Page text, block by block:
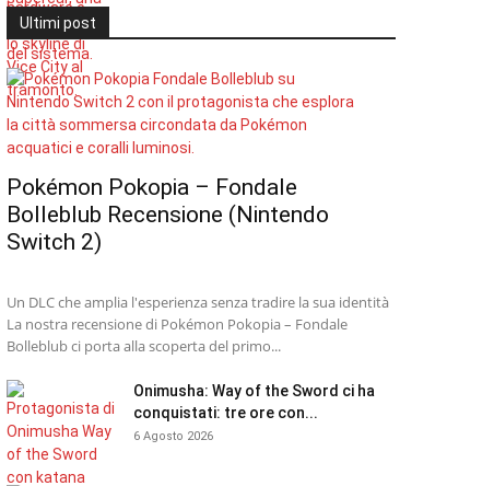
Ultimi post
Pokémon Pokopia – Fondale
Bolleblub Recensione (Nintendo
Switch 2)
Un DLC che amplia l'esperienza senza tradire la sua identità
La nostra recensione di Pokémon Pokopia – Fondale
Bolleblub ci porta alla scoperta del primo...
Onimusha: Way of the Sword ci ha
conquistati: tre ore con...
6 Agosto 2026